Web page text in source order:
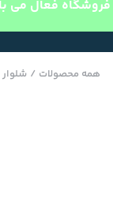
فروشگاه فعال می
همه محصولات / شلوار